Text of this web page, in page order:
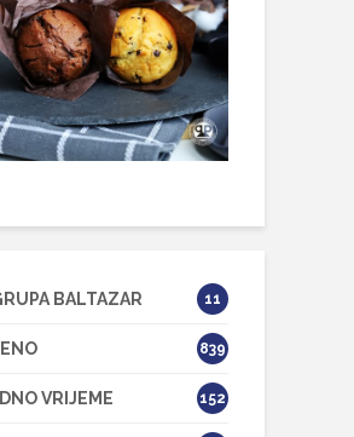
BALTAZAR 11
839
VRIJEME 152